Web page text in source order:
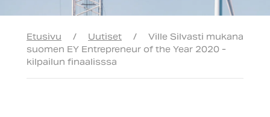
Etusivu / Uutiset /
Ville Silvasti mukana
suomen EY Entrepreneur of the Year 2020 -
kilpailun finaalisssa